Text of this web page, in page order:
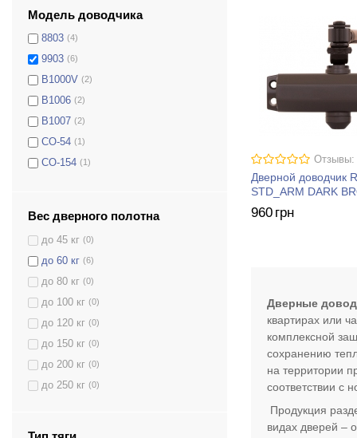
Модель доводчика
8803 (4)
9903 (6)
B1000V (2)
B1006 (2)
B1007 (2)
CO-54 (1)
CO-154 (1)
COU-52
COU-53 (1)
COU-53H (1)
COU-152 (1)
COU-153 (1)
D-1200 (6)
D-1200P(U) (8)
D-1200T (8)
D-1504 (6)
D-2005V
Вес дверного полотна
до 45 кг (0)
до 60 кг (6)
до 80 кг (0)
до 100 кг (0)
до 120 кг (0)
до 150 кг (0)
до 200 кг (0)
до 250 кг (0)
Отзывы:
Дверной доводчик
STD_ARM DARK
960 грн
Дверные
квартирах или
комплексной
сохранению
на территории
соответствии с
Продукция
видах дверей –